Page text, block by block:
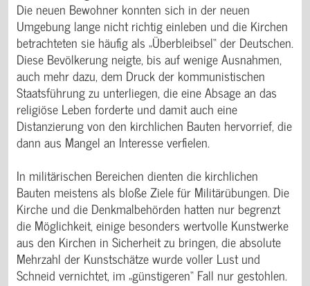
Die neuen Bewohner konnten sich in der neuen
Umgebung lange nicht richtig einleben und die Kirchen
betrachteten sie häufig als „Überbleibsel“ der Deutschen.
Diese Bevölkerung neigte, bis auf wenige Ausnahmen,
auch mehr dazu, dem Druck der kommunistischen
Staatsführung zu unterliegen, die eine Absage an das
religiöse Leben forderte und damit auch eine
Distanzierung von den kirchlichen Bauten hervorrief, die
dann aus Mangel an Interesse verfielen.
In militärischen Bereichen dienten die kirchlichen
Bauten meistens als bloße Ziele für Militärübungen. Die
Kirche und die Denkmalbehörden hatten nur begrenzt
die Möglichkeit, einige besonders wertvolle Kunstwerke
aus den Kirchen in Sicherheit zu bringen, die absolute
Mehrzahl der Kunstschätze wurde voller Lust und
Schneid vernichtet, im „günstigeren“ Fall nur gestohlen.